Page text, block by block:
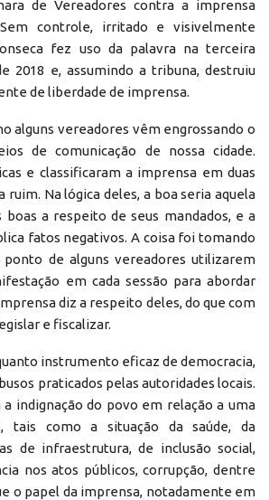
de Vereadores contra a imprensa
controle, irritado e visivelmente
fez uso da palavra na terceira
2018 e, assumindo a tribuna, destruiu
de liberdade de imprensa.
alguns vereadores vêm engrossando o
de comunicação de nossa cidade.
e classificaram a imprensa em duas
ruim. Na lógica deles, a boa seria aquela
boas a respeito de seus mandados, e a
fatos negativos. A coisa foi tomando
de alguns vereadores utilizarem
em cada sessão para abordar
diz a respeito deles, do que com
e fiscalizar.
instrumento eficaz de democracia,
praticados pelas autoridades locais.
indignação do povo em relação a uma
tais como a situação da saúde, da
de infraestrutura, de inclusão social,
nos atos públicos, corrupção, dentre
o papel da imprensa, notadamente em